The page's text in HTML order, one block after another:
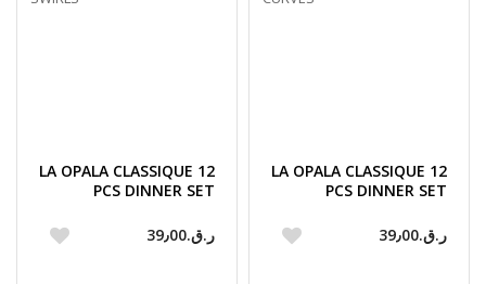
LA OPALA CLASSIQUE 12
PCS DINNER SET
ر.ق.‏39٫00
LA OPALA CLASSIQUE 12
PCS DINNER SET
ر.ق.‏39٫00